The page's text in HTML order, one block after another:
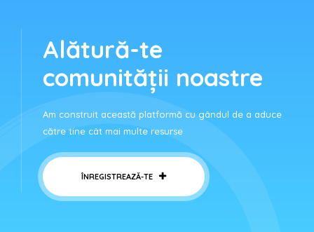
Alătură-te
comunității noastre
Am construit această platformă cu gândul de a aduce
către tine cât mai multe resurse
ÎNREGISTREAZĂ-TE